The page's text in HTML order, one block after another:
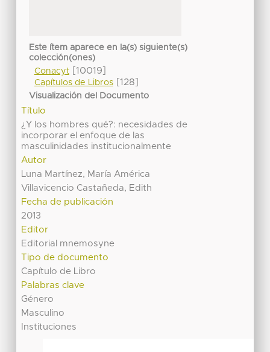
Este ítem aparece en la(s) siguiente(s)
colección(ones)
Conacyt[10019]
Capítulos de Libros[128]
Visualización del Documento
Título
¿Y los hombres qué?: necesidades de
incorporar el enfoque de las
masculinidades institucionalmente
Autor
Luna Martínez, María América
Villavicencio Castañeda, Edith
Fecha de publicación
2013
Editor
Editorial mnemosyne
Tipo de documento
Capítulo de Libro
Palabras clave
Género
Masculino
Instituciones